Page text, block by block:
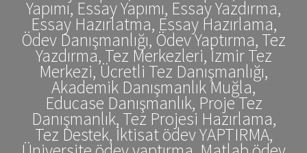
Yapımı, Essay Yapımı, Essay Yazdırma,
Essay Hazırlatma, Essay Hazırlama,
Ödev Danışmanlığı, Ödev Yaptırma, Tez
Yazdırma, Tez Merkezleri, İzmir Tez
Merkezi, Ücretli Tez Danışmanlığı,
Akademik Danışmanlık Muğla,
Educase Danışmanlık, Proje Tez
Danışmanlık, Tez Projesi Hazırlama,
Tez Destek, İktisat ödev YAPTIRMA,